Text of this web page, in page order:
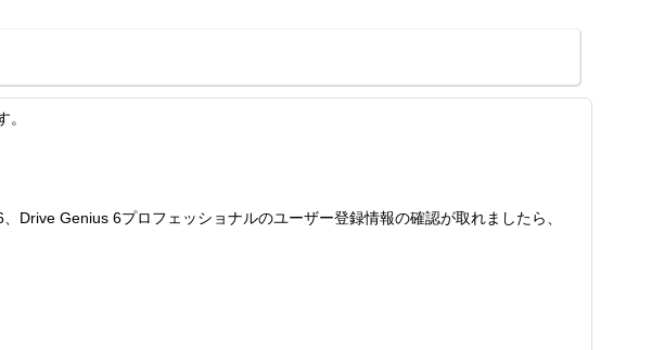
Genius 6プロフェッショナルのユーザー登録情報の確認が取れましたら、